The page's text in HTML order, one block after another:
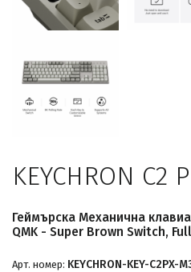
KEYCHRON C2
Геймърска Механична
QMK - Super Brown Switch,
Арт. номер: KEYCHRON-KEY-C2PX-